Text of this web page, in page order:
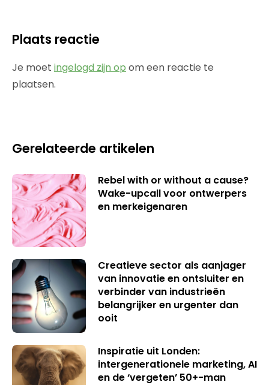
Plaats reactie
Je moet ingelogd zijn op om een reactie te
plaatsen.
Gerelateerde artikelen
Rebel with or without a cause?
Wake-upcall voor ontwerpers
en merkeigenaren
Creatieve sector als aanjager
van innovatie en ontsluiter en
verbinder van industrieën
belangrijker en urgenter dan
ooit
Inspiratie uit Londen:
intergenerationele marketing, AI
en de ‘vergeten’ 50+-man